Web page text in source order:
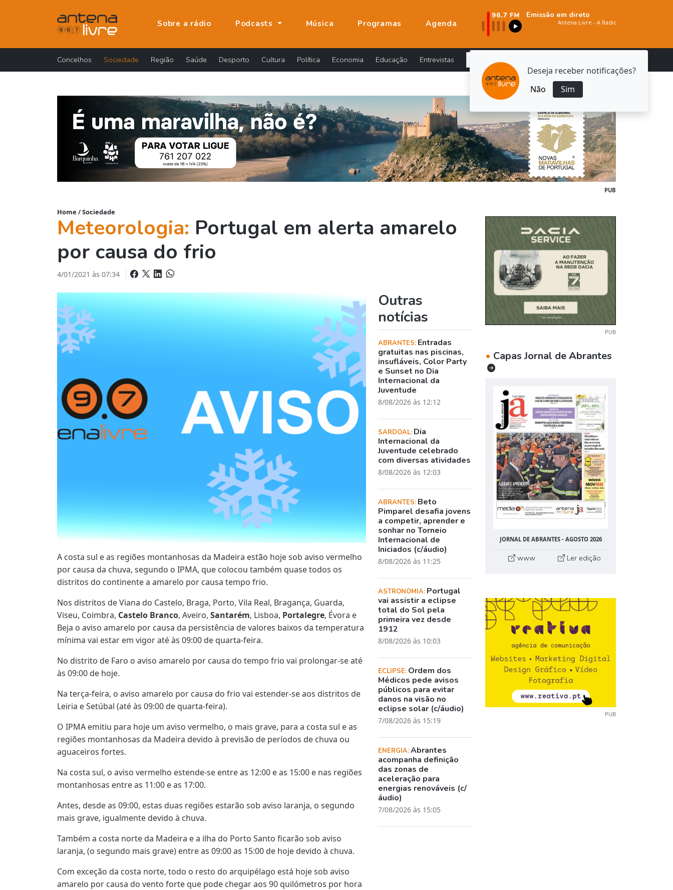
Deseja receber notificações?
Não
Sim
Sobre a rádio Podcasts Música Programas Agenda
Emissão em direto
Concelhos Sociedade Região Saúde Desporto Cultura Política Economia Educação Entrevistas
PUB
Home /Sociedade
Meteorologia: Portugal em alerta amarelo
por causa do frio
4/01/2021 às 07:34
A costa sul e as regiões montanhosas da Madeira estão hoje sob aviso vermelho
por causa da chuva, segundo o IPMA, que colocou também quase todos os
distritos do continente a amarelo por causa tempo frio.
Nos distritos de Viana do Castelo, Braga, Porto, Vila Real, Bragança, Guarda,
Viseu, Coimbra, Castelo Branco, Aveiro, Santarém, Lisboa, Portalegre, Évora e
Beja o aviso amarelo por causa da persistência de valores baixos da temperatura
mínima vai estar em vigor até às 09:00 de quarta-feira.
No distrito de Faro o aviso amarelo por causa do tempo frio vai prolongar-se até
às 09:00 de hoje.
Na terça-feira, o aviso amarelo por causa do frio vai estender-se aos distritos de
Leiria e Setúbal (até às 09:00 de quarta-feira).
O IPMA emitiu para hoje um aviso vermelho, o mais grave, para a costa sul e as
regiões montanhosas da Madeira devido à previsão de períodos de chuva ou
aguaceiros fortes.
Na costa sul, o aviso vermelho estende-se entre as 12:00 e as 15:00 e nas regiões
montanhosas entre as 11:00 e as 17:00.
Antes, desde as 09:00, estas duas regiões estarão sob aviso laranja, o segundo
mais grave, igualmente devido à chuva.
Também a costa norte da Madeira e a ilha do Porto Santo ficarão sob aviso
laranja, (o segundo mais grave) entre as 09:00 as 15:00 de hoje devido à chuva.
Com exceção da costa norte, todo o resto do arquipélago está hoje sob aviso
amarelo por causa do vento forte que pode chegar aos 90 quilómetros por hora
Outras
notícias
ABRANTES: Entradas
gratuitas nas piscinas,
insufláveis, Color Party
e Sunset no Dia
Internacional da
Juventude
8/08/2026 às 12:12
SARDOAL: Dia
Internacional da
Juventude celebrado
com diversas atividades
8/08/2026 às 12:03
ABRANTES: Beto
Pimparel desafia jovens
a competir, aprender e
sonhar no Torneio
Internacional de
Iniciados (c/áudio)
8/08/2026 às 11:25
ASTRONOMIA: Portugal
vai assistir a eclipse
total do Sol pela
primeira vez desde
1912
8/08/2026 às 10:03
ECLIPSE: Ordem dos
Médicos pede avisos
públicos para evitar
danos na visão no
eclipse solar (c/áudio)
7/08/2026 às 15:19
ENERGIA:Abrantes
acompanha definição
das zonas de
aceleração para
energias renováveis (c/
áudio)
7/08/2026 às 15:05
PUB
• Capas Jornal de Abrantes
JORNAL DE ABRANTES - AGOSTO 2026
www Ler edição
PUB